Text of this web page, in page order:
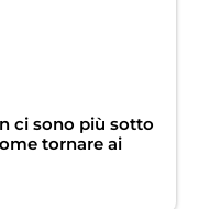
ci sono più sotto
tornare ai